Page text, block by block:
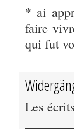
* ai
faire
qui fut
Les